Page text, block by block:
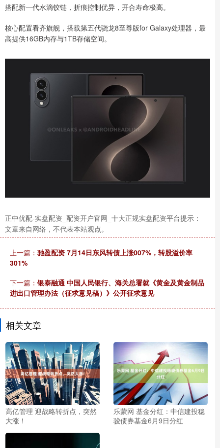
搭配新一代水滴铰链，折痕控制优异，开合寿命极高。
核心配置看齐旗舰，搭载第五代骁龙8至尊版for Galaxy处理器，最
高提供16GB内存与1TB存储空间。
正中优配-实盘配资_配资开户官网_十大正规实盘配资平台提示：
文章来自网络，不代表本站观点。
上一篇： 驰盈配资 7月14日东风转债上涨007%，转股溢价率
301%
下一篇： 银泰融通 中国人民银行、海关总署就《黄金及黄金制品
进出口管理办法（征求意见稿）》公开征求意见
相关文章
高亿管理 迎战略转折点，突然
大涨！
乐蒙网 基金分红：中信建投稳
骏债券基金6月9日分红